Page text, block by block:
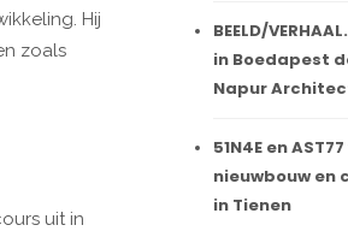
Hij
zoals
uit in
BEELD/
in Boedapest
Napur
51N4E en
nieuwbouw en
in Tienen